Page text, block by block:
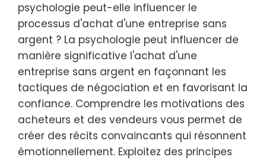
psychologie peut-elle influencer le
processus d'achat d'une entreprise sans
argent ? La psychologie peut influencer de
manière significative l'achat d'une
entreprise sans argent en façonnant les
tactiques de négociation et en favorisant la
confiance. Comprendre les motivations des
acheteurs et des vendeurs vous permet de
créer des récits convaincants qui résonnent
émotionnellement. Exploitez des principes